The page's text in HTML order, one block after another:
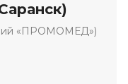
«ПРОМОМЕД»)